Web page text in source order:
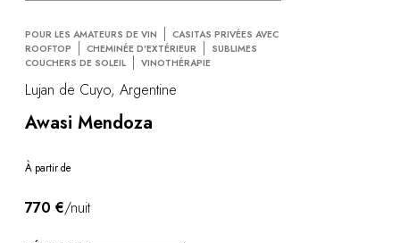
POUR LES AMATEURS DE VIN
CASITAS PRIVÉES AVEC
ROOFTOP
CHEMINÉE D'EXTÉRIEUR
SUBLIMES
COUCHERS DE SOLEIL
VINOTHÉRAPIE
Lujan de Cuyo, Argentine
Awasi Mendoza
À partir de
770 €/nuit